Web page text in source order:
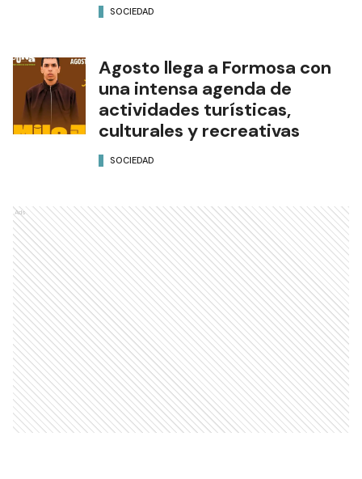
SOCIEDAD
Agosto llega a Formosa con
una intensa agenda de
actividades turísticas,
culturales y recreativas
SOCIEDAD
Ads